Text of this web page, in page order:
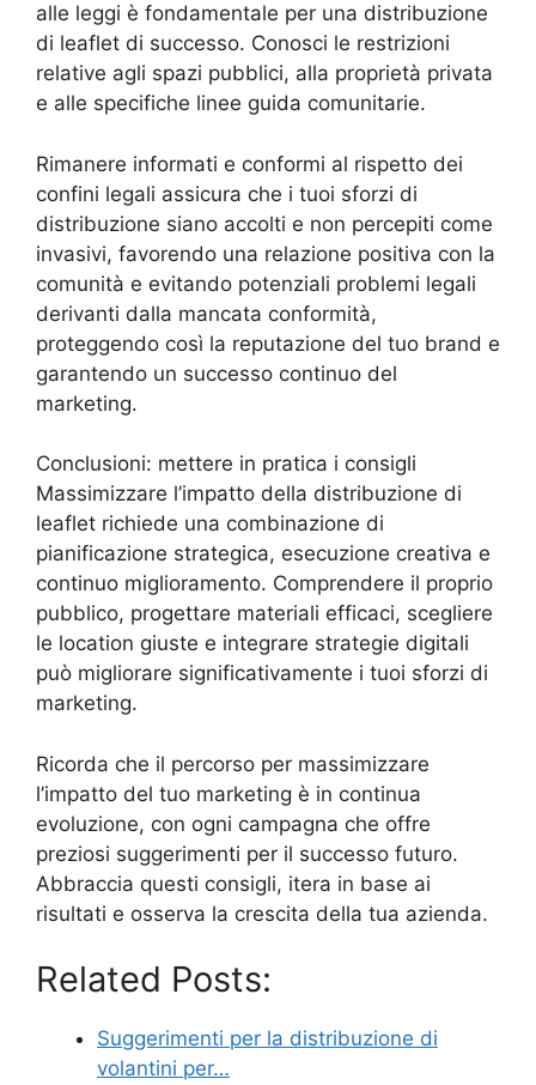
alle leggi è fondamentale per una distribuzione
di leaflet di successo. Conosci le restrizioni
relative agli spazi pubblici, alla proprietà privata
e alle specifiche linee guida comunitarie.
Rimanere informati e conformi al rispetto dei
confini legali assicura che i tuoi sforzi di
distribuzione siano accolti e non percepiti come
invasivi, favorendo una relazione positiva con la
comunità e evitando potenziali problemi legali
derivanti dalla mancata conformità,
proteggendo così la reputazione del tuo brand e
garantendo un successo continuo del
marketing.
Conclusioni: mettere in pratica i consigli
Massimizzare l’impatto della distribuzione di
leaflet richiede una combinazione di
pianificazione strategica, esecuzione creativa e
continuo miglioramento. Comprendere il proprio
pubblico, progettare materiali efficaci, scegliere
le location giuste e integrare strategie digitali
può migliorare significativamente i tuoi sforzi di
marketing.
Ricorda che il percorso per massimizzare
l’impatto del tuo marketing è in continua
evoluzione, con ogni campagna che offre
preziosi suggerimenti per il successo futuro.
Abbraccia questi consigli, itera in base ai
risultati e osserva la crescita della tua azienda.
Related Posts:
Suggerimenti per la distribuzione di
volantini per…